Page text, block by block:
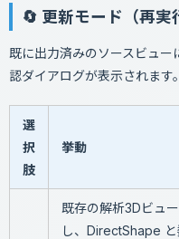
🔄 更新モード（再実
既に出力済みのソースビュ
認ダイアログが表示されます。
選
択
肢
挙動
既存の解析3Dビュ
し、DirectShape と